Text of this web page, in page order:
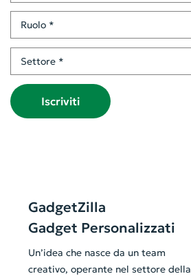
Ruolo
Settore
Iscriviti
GadgetZilla
Gadget Personalizzati
Un’idea che nasce da un team
creativo, operante nel settore della